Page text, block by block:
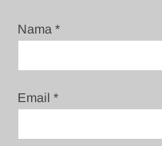
Nama*
Email*